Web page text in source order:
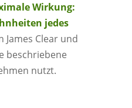
Wirkung:
jedes
James Clear und
beschriebene
nutzt.